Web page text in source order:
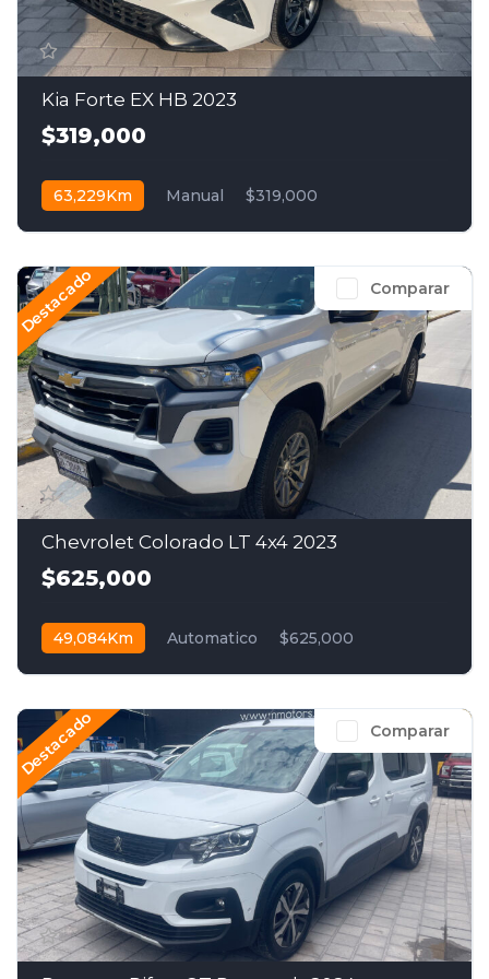
Kia Forte EX HB 2023
$319,000
63,229Km Manual $319,000
Comparar
Destacado
Chevrolet Colorado LT 4x4 2023
$625,000
49,084Km Automatico $625,000
Comparar
Destacado